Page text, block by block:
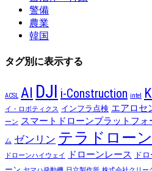
警備
農業
韓国
タグ別に表示する
ACSL AI DJI i-Construction intel
イ・ロボティクス インフラ点検 エアロセ
ーン スマートドローンプラットフォ
ム ゼンリン テラドローン
ドローンハイウェイ ドローンレース ド